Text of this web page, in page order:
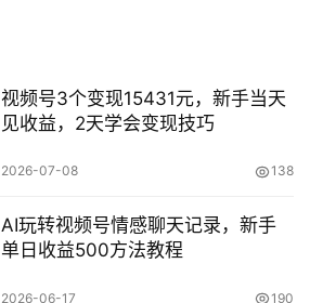
视频号3个变现15431元，新手当天
见收益，2天学会变现技巧
2026-07-08 138
AI玩转视频号情感聊天记录，新手
单日收益500方法教程
2026-06-17 190